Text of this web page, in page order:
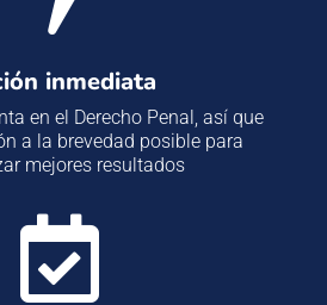
inmediata
en el Derecho Penal, así que
a la brevedad posible para
mejores resultados
